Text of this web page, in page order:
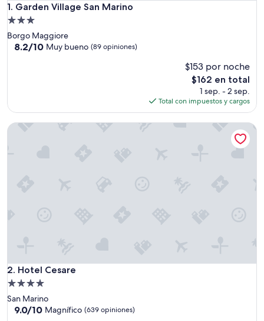
1. Garden Village San Marino
Garden Village San Marino
Propiedad
de
3.0
Borgo Maggiore
8.2
opiniones)
8.2/10 Muy bueno (89 opiniones)
$153 por noche
El
precio
actual
es
de
$162 en total
1 sep. - 2 sep.
Total con impuestos y cargos
2. Hotel Cesare
Hotel Cesare
Propiedad
de
4.0
San Marino
9.0
9.0/10 Magnífico (639 opiniones)
Hotel Cesare